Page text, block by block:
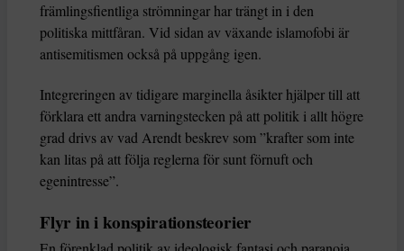
främlingsfientliga strömningar har trängt in i den
politiska mittfåran. Vid sidan av växande islamofobi är
antisemitismen också på uppgång igen.
Integreringen av tidigare marginella åsikter hjälper till att
förklara ett andra varningstecken på att politik i allt högre
grad drivs av vad Arendt beskrev som ”krafter som inte
kan litas på att följa reglerna för sunt förnuft och
egenintresse”.
Flyr in i konspirationsteorier